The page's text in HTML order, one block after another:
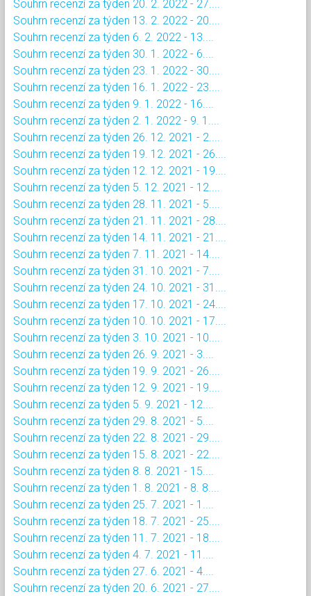
Souhrn recenzí za týden 20. 2. 2022 - 27....
Souhrn recenzí za týden 13. 2. 2022 - 20....
Souhrn recenzí za týden 6. 2. 2022 - 13....
Souhrn recenzí za týden 30. 1. 2022 - 6....
Souhrn recenzí za týden 23. 1. 2022 - 30....
Souhrn recenzí za týden 16. 1. 2022 - 23....
Souhrn recenzí za týden 9. 1. 2022 - 16....
Souhrn recenzí za týden 2. 1. 2022 - 9. 1....
Souhrn recenzí za týden 26. 12. 2021 - 2....
Souhrn recenzí za týden 19. 12. 2021 - 26....
Souhrn recenzí za týden 12. 12. 2021 - 19....
Souhrn recenzí za týden 5. 12. 2021 - 12....
Souhrn recenzí za týden 28. 11. 2021 - 5....
Souhrn recenzí za týden 21. 11. 2021 - 28....
Souhrn recenzí za týden 14. 11. 2021 - 21....
Souhrn recenzí za týden 7. 11. 2021 - 14....
Souhrn recenzí za týden 31. 10. 2021 - 7....
Souhrn recenzí za týden 24. 10. 2021 - 31....
Souhrn recenzí za týden 17. 10. 2021 - 24....
Souhrn recenzí za týden 10. 10. 2021 - 17....
Souhrn recenzí za týden 3. 10. 2021 - 10....
Souhrn recenzí za týden 26. 9. 2021 - 3....
Souhrn recenzí za týden 19. 9. 2021 - 26....
Souhrn recenzí za týden 12. 9. 2021 - 19....
Souhrn recenzí za týden 5. 9. 2021 - 12....
Souhrn recenzí za týden 29. 8. 2021 - 5....
Souhrn recenzí za týden 22. 8. 2021 - 29....
Souhrn recenzí za týden 15. 8. 2021 - 22....
Souhrn recenzí za týden 8. 8. 2021 - 15....
Souhrn recenzí za týden 1. 8. 2021 - 8. 8....
Souhrn recenzí za týden 25. 7. 2021 - 1....
Souhrn recenzí za týden 18. 7. 2021 - 25....
Souhrn recenzí za týden 11. 7. 2021 - 18....
Souhrn recenzí za týden 4. 7. 2021 - 11....
Souhrn recenzí za týden 27. 6. 2021 - 4....
Souhrn recenzí za týden 20. 6. 2021 - 27....